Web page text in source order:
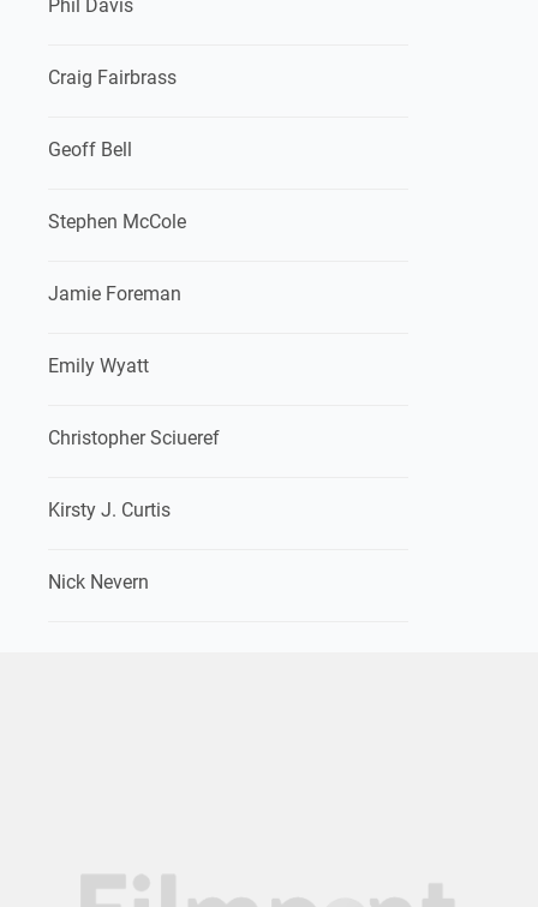
Phil Davis
Craig Fairbrass
Geoff Bell
Stephen McCole
Jamie Foreman
Emily Wyatt
Christopher Sciueref
Kirsty J. Curtis
Nick Nevern